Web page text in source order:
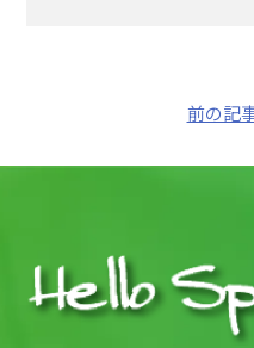
前の記